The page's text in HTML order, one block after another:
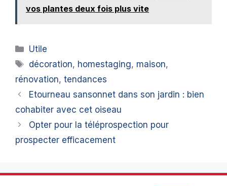
vos plantes deux fois plus vite
Catégories
Utile
Étiquettes
décoration, homestaging, maison,
rénovation, tendances
Etourneau sansonnet dans son jardin : bien
cohabiter avec cet oiseau
Opter pour la téléprospection pour
prospecter efficacement